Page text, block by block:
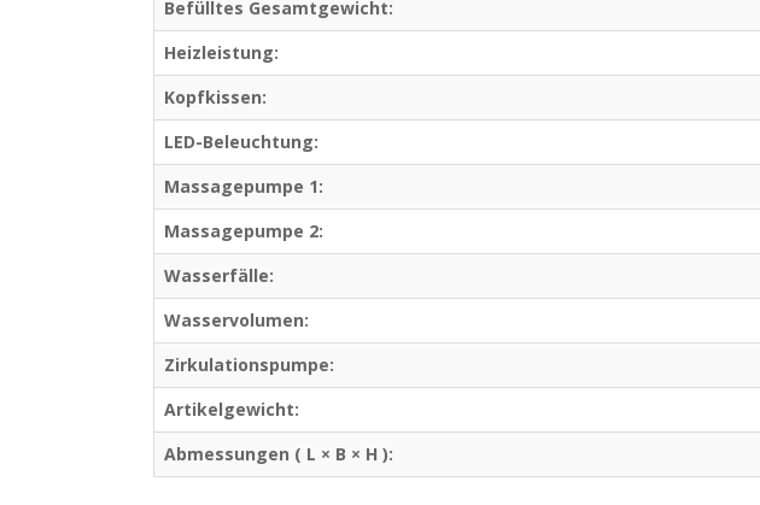
Befülltes Gesamtgewicht:
Heizleistung:
Kopfkissen:
LED-Beleuchtung:
Massagepumpe 1:
Massagepumpe 2:
Wasserfälle:
Wasservolumen:
Zirkulationspumpe:
Artikelgewicht:
Abmessungen ( L × B × H ):